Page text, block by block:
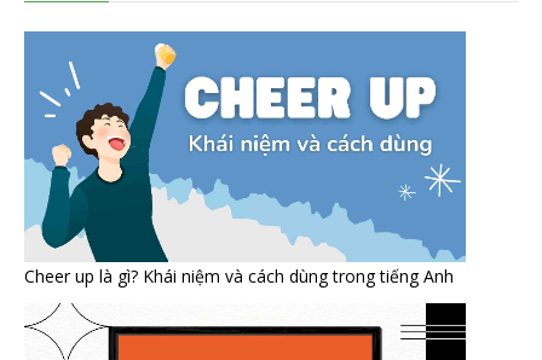
Cheer up là gì? Khái niệm và cách dùng trong tiếng Anh